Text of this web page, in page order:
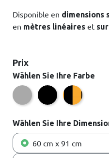
Disponible en dimensions
en mètres linéaires et
Prix
Wählen Sie Ihre Farbe
Grau SchwarzSchwarz/Gelb
Wählen Sie Ihre
60 cm x 91 cm